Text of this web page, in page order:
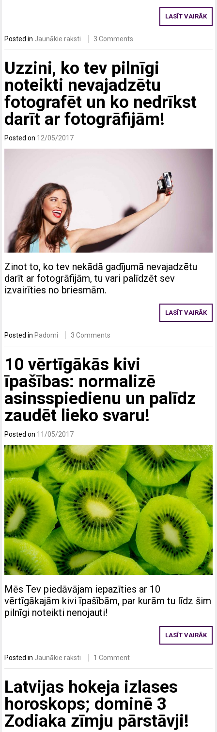
LASĪT VAIRĀK
Posted in Jaunākie raksti 3 Comments
Uzzini, ko tev pilnīgi
noteikti nevajadzētu
fotografēt un ko nedrīkst
darīt ar fotogrāfijām!
Posted on 12/05/2017
Zinot to, ko tev nekādā gadījumā nevajadzētu
darīt ar fotogrāfijām, tu vari palīdzēt sev
izvairīties no briesmām.
LASĪT VAIRĀK
Posted in Padomi 3 Comments
10 vērtīgākās kivi
īpašības: normalizē
asinsspiedienu un palīdz
zaudēt lieko svaru!
Posted on 11/05/2017
Mēs Tev piedāvājam iepazīties ar 10
vērtīgākajām kivi īpašībām, par kurām tu līdz šim
pilnīgi noteikti nenojauti!
LASĪT VAIRĀK
Posted in Jaunākie raksti 1 Comment
Latvijas hokeja izlases
horoskops; dominē 3
Zodiaka zīmju pārstāvji!